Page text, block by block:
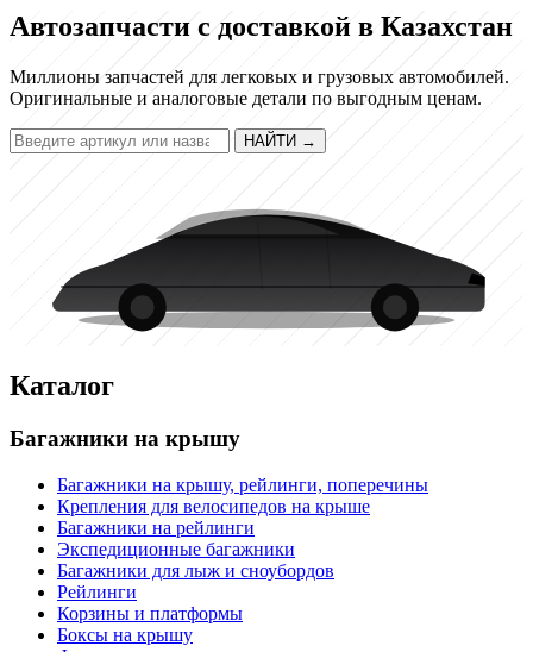
Автозапчасти с доставкой в Казахстан
Миллионы запчастей для легковых и грузовых автомобилей.
Оригинальные и аналоговые детали по выгодным ценам.
НАЙТИ →
Каталог
Багажники на крышу
Багажники на крышу, рейлинги, поперечины
Крепления для велосипедов на крыше
Багажники на рейлинги
Экспедиционные багажники
Багажники для лыж и сноубордов
Рейлинги
Корзины и платформы
Боксы на крышу